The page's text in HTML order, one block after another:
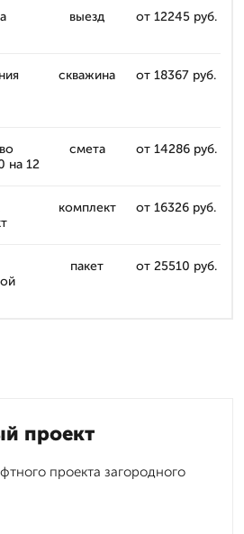
выезд от 12245 руб.
скважина от 18367 руб.
на 12
смета от 14286 руб.
комплект от 16326 руб.
пакет от 25510 руб.
проект
проекта загородного